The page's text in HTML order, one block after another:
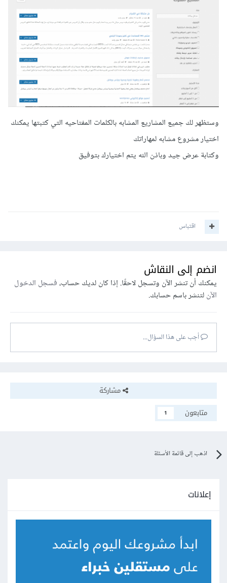
وستظهر لك جميع المشاريع المشابه بالكلمات المفتاحيه التي كتبتها يمكنك
اختيار مشروع مشابه لمهاراتك
وكتابة عرض جيد وباذن الله يتم اختيارك بتوفيق
اقتباس
انضم إلى النقاش
يمكنك أن تنشر الآن وتسجل لاحقًا. إذا كان لديك حساب،فسجل الدخول
الآنلتنشر باسم حسابك.
أجب على هذا السؤال...
مشاركة
متابعون
1
اذهب إلى قائمة الأسئلة
إعلانات